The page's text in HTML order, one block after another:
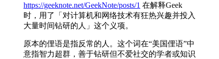
https://geeknote.net/GeekNote/posts/1 在解释Geek
时，用了「对计算机和网络技术有狂热兴趣并投入
大量时间钻研的人」这个义项。
原本的俚语是指反常的人。这个词在“美国俚语”中
意指智力超群，善于钻研但不爱社交的学者或知识